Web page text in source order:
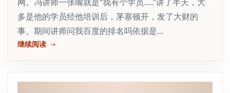
网。冯讲师一张嘴就是“我有个学员.....”讲了半天，大
多是他的学员经他培训后，茅塞顿开，发了大财的
事。期间讲师问我百度的排名吗依据是...
继续阅读